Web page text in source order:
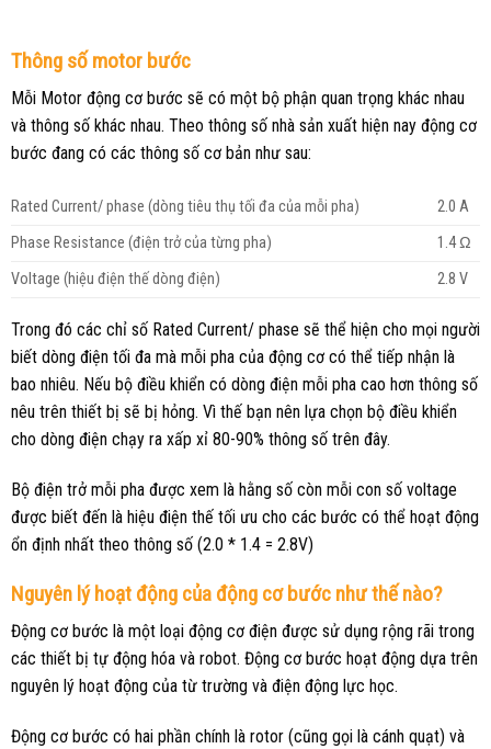
Thông số motor bước
Mỗi Motor động cơ bước sẽ có một bộ phận quan trọng khác nhau
và thông số khác nhau. Theo thông số nhà sản xuất hiện nay động cơ
bước đang có các thông số cơ bản như sau:
Rated Current/ phase (dòng tiêu thụ tối đa của mỗi pha)
2.0 A
Phase Resistance (điện trở của từng pha)
1.4 Ω
Voltage (hiệu điện thế dòng điện)
2.8 V
Trong đó các chỉ số Rated Current/ phase sẽ thể hiện cho mọi người
biết dòng điện tối đa mà mỗi pha của động cơ có thể tiếp nhận là
bao nhiêu. Nếu bộ điều khiển có dòng điện mỗi pha cao hơn thông số
nêu trên thiết bị sẽ bị hỏng. Vì thế bạn nên lựa chọn bộ điều khiển
cho dòng điện chạy ra xấp xỉ 80-90% thông số trên đây.
Bộ điện trở mỗi pha được xem là hằng số còn mỗi con số voltage
được biết đến là hiệu điện thế tối ưu cho các bước có thể hoạt động
ổn định nhất theo thông số (2.0 * 1.4 = 2.8V)
Nguyên lý hoạt động của động cơ bước như thế nào?
Động cơ bước là một loại động cơ điện được sử dụng rộng rãi trong
các thiết bị tự động hóa và robot. Động cơ bước hoạt động dựa trên
nguyên lý hoạt động của từ trường và điện động lực học.
Động cơ bước có hai phần chính là rotor (cũng gọi là cánh quạt) và